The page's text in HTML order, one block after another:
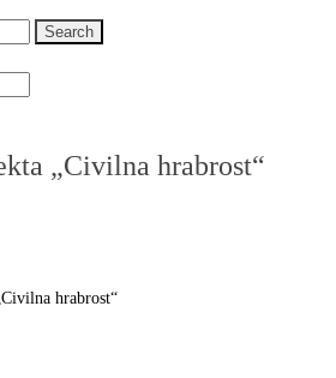
„Civilna hrabrost“
hrabrost“